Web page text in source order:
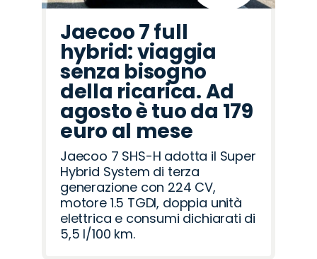
Jaecoo 7 full
hybrid: viaggia
senza bisogno
della ricarica. Ad
agosto è tuo da 179
euro al mese
Jaecoo 7 SHS-H adotta il Super
Hybrid System di terza
generazione con 224 CV,
motore 1.5 TGDI, doppia unità
elettrica e consumi dichiarati di
5,5 l/100 km.